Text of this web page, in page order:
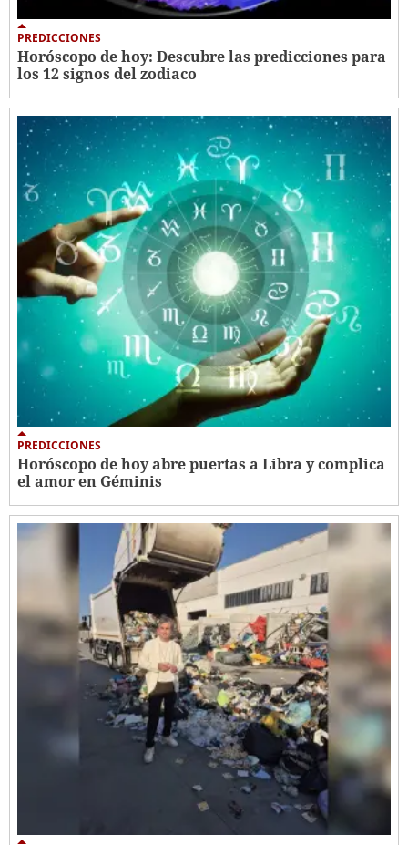
PREDICCIONES
Horóscopo de hoy: Descubre las predicciones para
los 12 signos del zodiaco
PREDICCIONES
Horóscopo de hoy abre puertas a Libra y complica
el amor en Géminis